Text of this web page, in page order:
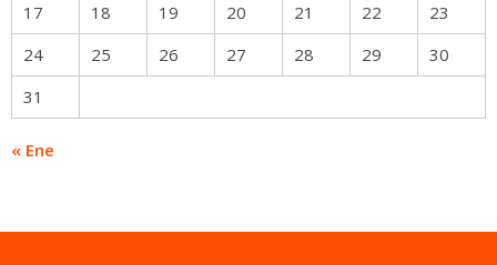
17
18 19 20 21 22
23
24
25 26 27 28 29
30
31
« Ene